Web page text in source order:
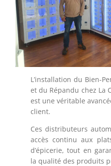
L’installation du Bien-
et du Répandu chez La
est une véritable
client.
Ces distributeurs
accès continu aux
d’épicerie, tout en
la qualité des produits